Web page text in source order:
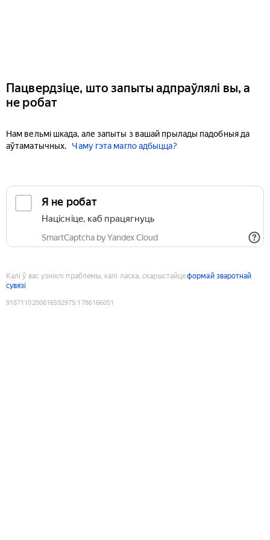
Пацвердзіце, што запыты адпраўлялі вы, а
не робат
Нам вельмі шкада, але запыты з вашай прылады падобныя да
аўтаматычных.
Чаму гэта магло адбыцца?
Я не робат
Націсніце, каб працягнуць
SmartCaptcha by Yandex Cloud
Калі ў вас узніклі праблемы, калі ласка, скарыстайцеформай зваротнай
сувязі
9187110200616592975:1786166051